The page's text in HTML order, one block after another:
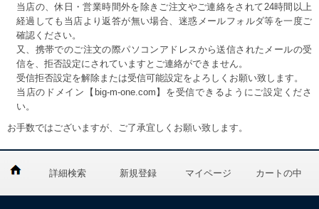
当店の、休日・営業時間外を除きご注文やご連絡をされて24時間以上
経過しても当店より返答が無い場合、迷惑メールフォルダ等を一度ご
確認ください。
又、携帯でのご注文の際パソコンアドレスから送信されたメールの受
信を、拒否設定にされていますとご連絡ができません。
受信拒否設定を解除または受信可能設定をよろしくお願い致します。
当店のドメイン【big-m-one.com】を受信できるようにご設定くださ
い。
お手数ではございますが、ご了承宜しくお願い致します。
詳細検索 新規登録 マイページ カートの中